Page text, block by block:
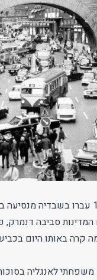
ב-3 בספטמבר 1967 עברו
סביבה דנמרק,
קרה באותו היום
לאנגליה